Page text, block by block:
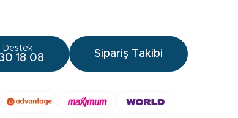
Destek
18 08 Sipariş Takibi